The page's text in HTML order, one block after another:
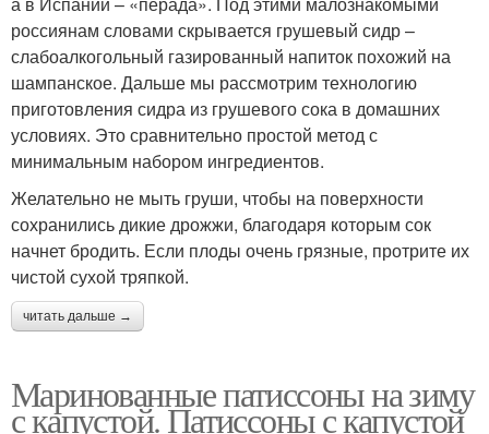
россиянам словами скрывается грушевый сидр –
слабоалкогольный газированный напиток похожий на
шампанское. Дальше мы рассмотрим технологию
приготовления сидра из грушевого сока в домашних
условиях. Это сравнительно простой метод с
минимальным набором ингредиентов.
Желательно не мыть груши, чтобы на поверхности
сохранились дикие дрожжи, благодаря которым сок
начнет бродить. Если плоды очень грязные, протрите их
чистой сухой тряпкой.
читать дальше →
Маринованные патиссоны на зиму
с капустой. Патиссоны с капустой